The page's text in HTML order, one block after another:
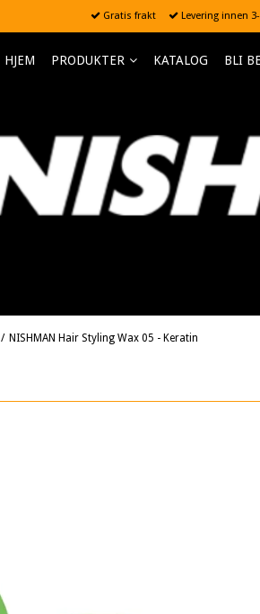
Gratis frakt Levering innen
HJEM PRODUKTER KATALOG BLI
/ NISHMAN Hair Styling Wax 05 - Keratin